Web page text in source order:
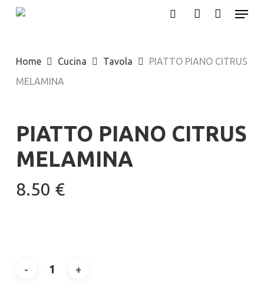
Skip
content
Menu
Home Cucina Tavola
PIATTO PIANO CITRUS
MELAMINA
PIATTO PIANO CITRUS
MELAMINA
8.50 €